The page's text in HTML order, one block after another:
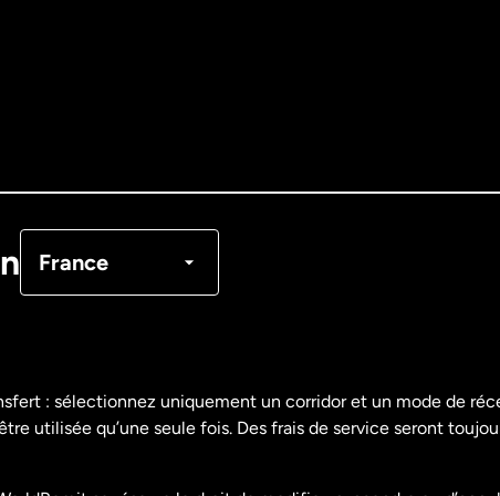
France
États-Unis
: sélectionnez uniquement un corridor et un mode de
utilisée qu’une seule fois. Des frais de service seront